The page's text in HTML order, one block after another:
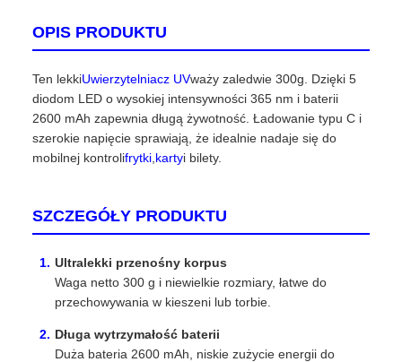
OPIS PRODUKTU
Ten lekkiUwierzytelniacz UVważy zaledwie 300g. Dzięki 5
diodom LED o wysokiej intensywności 365 nm i baterii
2600 mAh zapewnia długą żywotność. Ładowanie typu C i
szerokie napięcie sprawiają, że idealnie nadaje się do
mobilnej kontrolifrytki kartyi bilety.
SZCZEGÓŁY PRODUKTU
Ultralekki przenośny korpus
Waga netto 300 g i niewielkie rozmiary, łatwe do
przechowywania w kieszeni lub torbie.
Długa wytrzymałość baterii
Duża bateria 2600 mAh, niskie zużycie energii do